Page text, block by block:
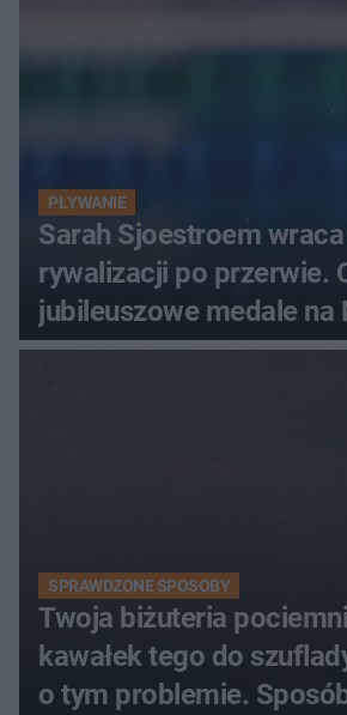
PŁYWANIE
Sarah Sjoestroem
rywalizacji po przerwie.
jubileuszowe medale na
SPRAWDZONE SPOSOBY
Twoja biżuteria
kawałek tego do
o tym problemie.